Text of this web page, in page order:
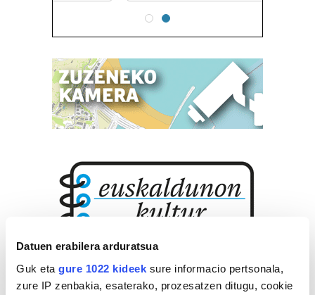
Datuen erabilera arduratsua
Guk eta gure 1022 kideek sure informacio pertsonala,
zure IP zenbakia, esaterako, prozesatzen ditugu, cookie